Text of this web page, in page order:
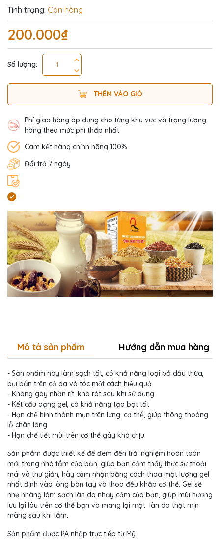
Tình trạng: Còn hàng
200.000₫
Số lượng:
THÊM VÀO GIỎ
Phí giao hàng áp dụng cho từng khu vực và trọng lượng
hàng theo mức phí thấp nhất.
Cam kết hàng chính hãng 100%
Đổi trả 7 ngày
Mô tả sản phẩm Hướng dẫn mua hàng
- Sản phẩm này làm sạch tốt, có khả năng loại bỏ dầu thừa,
bụi bẩn trên cả da và tóc một cách hiệu quả
- Không gây nhờn rít, khô rát sau khi sử dụng
- Kết cấu dạng gel, có khả năng tạo bọt tốt
- Hạn chế hình thành mụn trên lưng, cơ thể, giúp thông thoáng
lỗ chân lông
- Hạn chế tiết mùi trên cơ thể gây khó chịu
Sản phẩm được thiết kế để đem đến trải nghiệm hoàn toàn
mới trong nhà tắm của bạn, giúp bạn cảm thấy thực sự thoải
mái và thư giản, hãy cảm nhận bằng cách thoa một lượng gel
nhất định vào lòng bàn tay và thoa đều khắp cơ thể. Gel sẽ
nhẹ nhàng làm sạch làn da nhạy cảm của bạn, giúp mùi hương
lưu lại lâu trên cơ thể bạn và mang lại một làn da thật mịn
màng sau khi tắm.
Sản phẩm được PA nhập trực tiếp từ Mỹ